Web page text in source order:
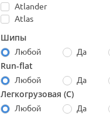
Atlander
Atlas
Austone
Autogreen
Barez
Bars
Barum
Bearway
Шипы
Любой Да
Run-flat
Любой Да
Легкогрузовая (С)
Любой Да